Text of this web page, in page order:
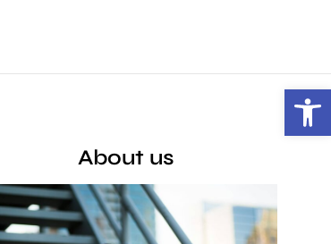
Open toolbar
About us